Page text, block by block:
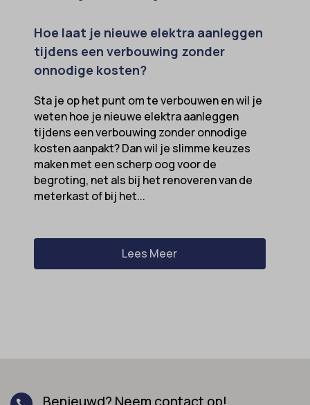
Hoe laat je nieuwe elektra aanleggen
tijdens een verbouwing zonder
onnodige kosten?
Sta je op het punt om te verbouwen en wil je
weten hoe je nieuwe elektra aanleggen
tijdens een verbouwing zonder onnodige
kosten aanpakt? Dan wil je slimme keuzes
maken met een scherp oog voor de
begroting, net als bij het renoveren van de
meterkast of bij het...
Lees Meer